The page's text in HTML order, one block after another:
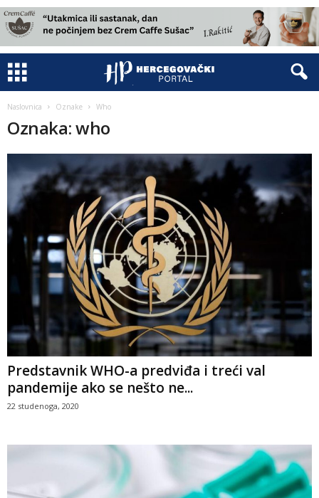
Naslovnica Oznake Who
Oznaka: who
Predstavnik WHO-a predviđa i treći val
pandemije ako se nešto ne...
22 studenoga, 2020